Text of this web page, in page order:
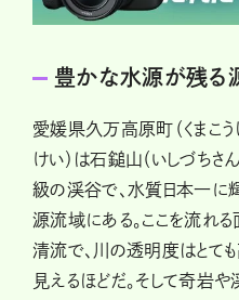
豊かな水源が残る
愛媛県久万高原町（くまこう
けい）は石鎚山（いしづち
級の渓谷で、水質日本一に
源流域にある。ここを流れる
清流で、川の透明度はとて
見えるほどだ。そして奇岩